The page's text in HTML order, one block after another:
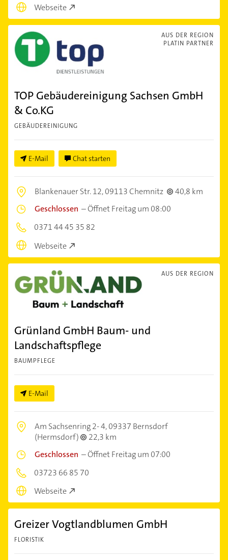
Webseite
AUS DER REGION
PLATIN PARTNER
TOP Gebäudereinigung Sachsen GmbH
& Co.KG
GEBÄUDEREINIGUNG
E-Mail Chat starten
Blankenauer Str. 12,09113 Chemnitz
40,8 km
Geschlossen –Öffnet Freitag um 08:00
0371 44 45 35 82
Webseite
AUS DER REGION
Grünland GmbH Baum- und
Landschaftspflege
BAUMPFLEGE
E-Mail
Am Sachsenring 2- 4,09337 Bernsdorf
(Hermsdorf)
22,3 km
Geschlossen –Öffnet Freitag um 07:00
03723 66 85 70
Webseite
Greizer Vogtlandblumen GmbH
FLORISTIK